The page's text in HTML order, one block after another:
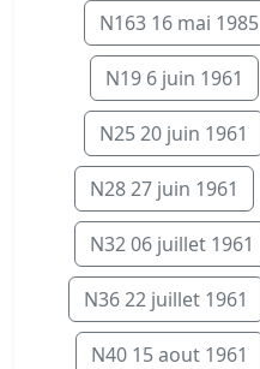
N163 16 mai 1985
N19 6 juin 1961
N25 20 juin 1961
N28 27 juin 1961
N32 06 juillet 1961
N36 22 juillet 1961
N40 15 aout 1961